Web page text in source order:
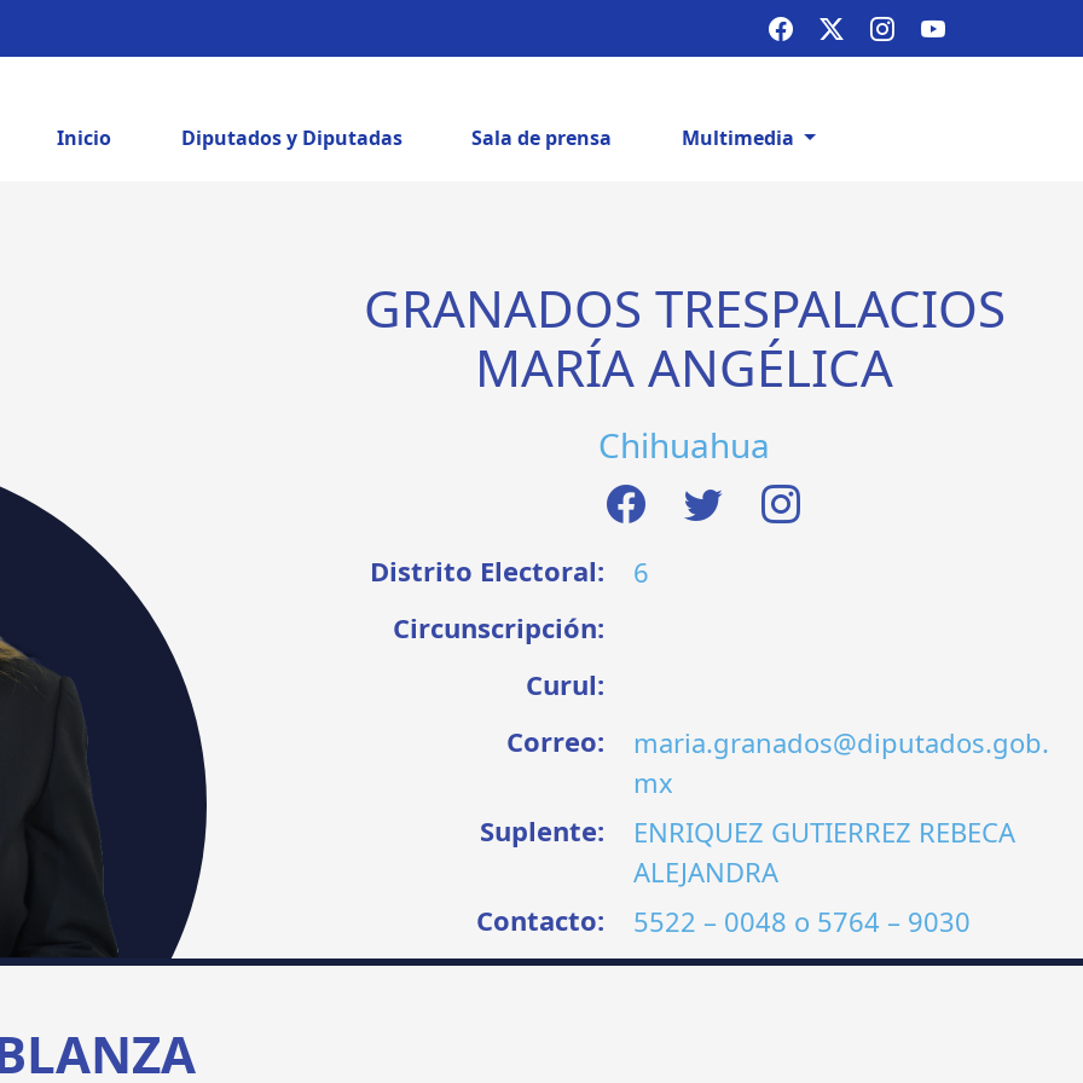
Inicio Diputados y Diputadas Sala de prensa Multimedia
GRANADOS TRESPALACIOS
MARÍA ANGÉLICA
Chihuahua
Distrito Electoral:
6
Circunscripción:
Curul:
Correo:
maria.granados@diputados.gob.
mx
Suplente:
ENRIQUEZ GUTIERREZ REBECA
ALEJANDRA
Contacto:
5522 – 0048 o 5764 – 9030